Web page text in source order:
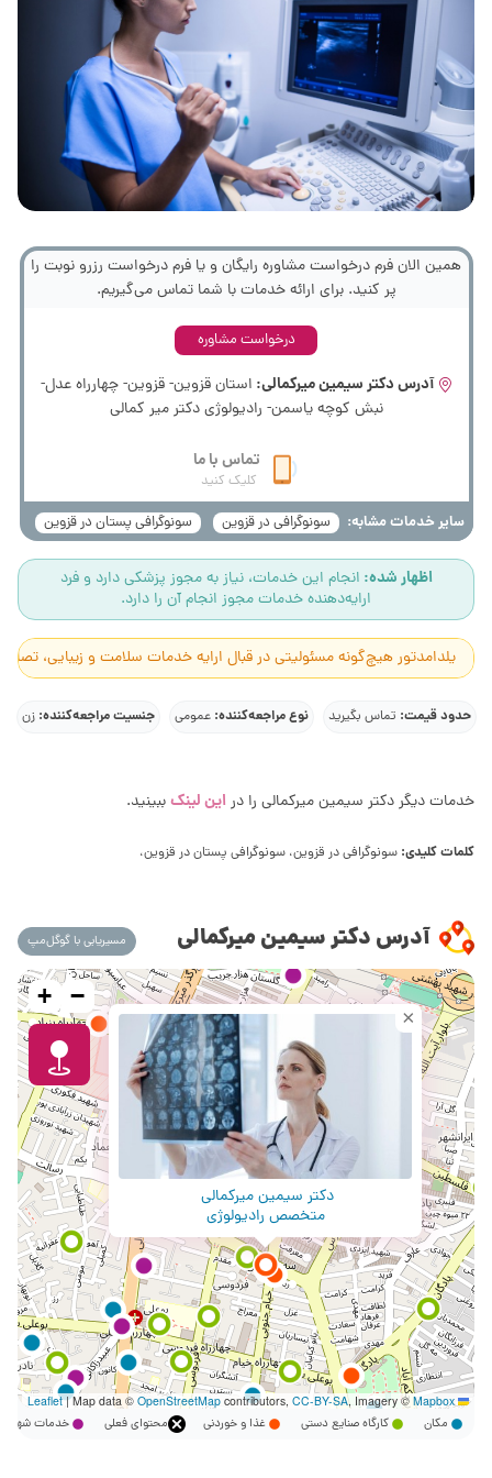
همین الان فرم درخواست مشاوره رایگان و یا فرم درخواست رزرو نوبت را
پر کنید. برای ارائه خدمات با شما تماس می‌گیریم.
درخواست مشاوره
آدرس دکتر سیمین میرکمالی: استان قزوین- قزوین- چهارراه عدل-
نبش کوچه یاسمن- رادیولوژی دکتر میر کمالی
تماس با ما
کلیک کنید
سایر خدمات مشابه: سونوگرافی در قزوین سونوگرافی پستان در قزوین
اظهار شده: انجام این خدمات، نیاز به مجوز پزشکی دارد و فرد
ارایه‌دهنده خدمات مجوز انجام آن را دارد.
یلدامدتور هیچ‌گونه مسئولیتی در قبال ارایه خدمات سلامت و زیبایی،
حدود قیمت: تماس بگیرید نوع مراجعه‌کننده:عمومی جنسیت مراجعه‌کننده:زن
خدمات دیگر دکتر سیمین میرکمالی را در این لینکببینید.
کلمات کلیدی: سونوگرافی در قزوین، سونوگرافی پستان در قزوین،
آدرس دکتر سیمین میرکمالی مسیریابی با گوگل‌مپ
دکتر سیمین میرکمالی
متخصص رادیولوژی
×
+ −
Leaflet
|Map data © OpenStreetMapcontributors, CC-BY-SA, Imagery © Mapbox
مکان کارگاه صنایع دستی غذا و خوردنی محتوای فعلی خدمات